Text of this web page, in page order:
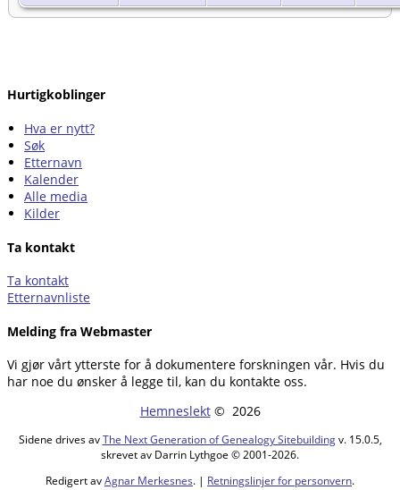
Hurtigkoblinger
Hva er nytt?
Søk
Etternavn
Kalender
Alle media
Kilder
Ta kontakt
Ta kontakt
Etternavnliste
Melding fra Webmaster
Vi gjør vårt ytterste for å dokumentere forskningen vår. Hvis du
har noe du ønsker å legge til, kan du kontakte oss.
Hemneslekt© 2026
Sidene drives avThe Next Generation of Genealogy Sitebuildingv. 15.0.5,
skrevet av Darrin Lythgoe © 2001-2026.
Redigert avAgnar Merkesnes. | Retningslinjer for personvern.